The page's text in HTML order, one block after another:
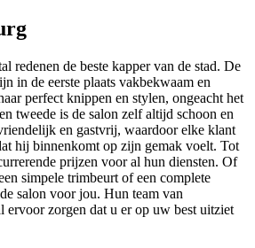
redenen de beste kapper van de stad. De
in de eerste plaats vakbekwaam en
perfect knippen en stylen, ongeacht het
tweede is de salon zelf altijd schoon en
en gastvrij, waardoor elke klant
hij binnenkomt op zijn gemak voelt. Tot
prijzen voor al hun diensten. Of
simpele trimbeurt of een complete
salon voor jou. Hun team van
ervoor zorgen dat u er op uw best uitziet